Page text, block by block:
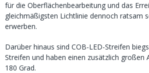
für die Oberflächenbearbeitung und das
gleichmäßigsten Lichtlinie dennoch ratsam
erwerben.
Darüber hinaus sind COB-LED-Streifen
Streifen und haben einen zusätzlich großen
180 Grad.